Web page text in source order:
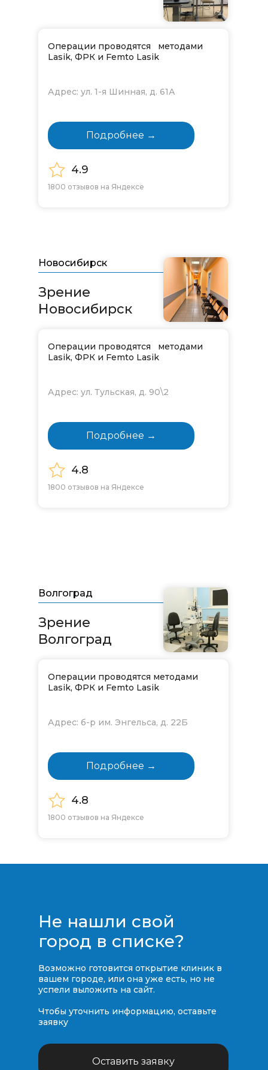
Операции проводятся методами
Lasik, ФРК и Femto Lasik
Подробнее →
Адрес: ул. 1-я Шинная, д. 61А
4.9
1800 отзывов на Яндексе
Новосибирск
Зрение
Новосибирск
Операции проводятся методами
Lasik, ФРК и Femto Lasik
Подробнее →
Адрес: ул. Тульская, д. 90\2
4.8
1800 отзывов на Яндексе
Волгоград
Зрение
Волгоград
Операции проводятся методами
Lasik, ФРК и Femto Lasik
Подробнее →
Адрес: б-р им. Энгельса, д. 22Б
4.8
1800 отзывов на Яндексе
Не нашли свой
город в списке?
Оставить заявку
Возможно готовится открытие клиник в
вашем городе, или она уже есть, но не
успели выложить на сайт.
Чтобы уточнить информацию, оставьте
заявку